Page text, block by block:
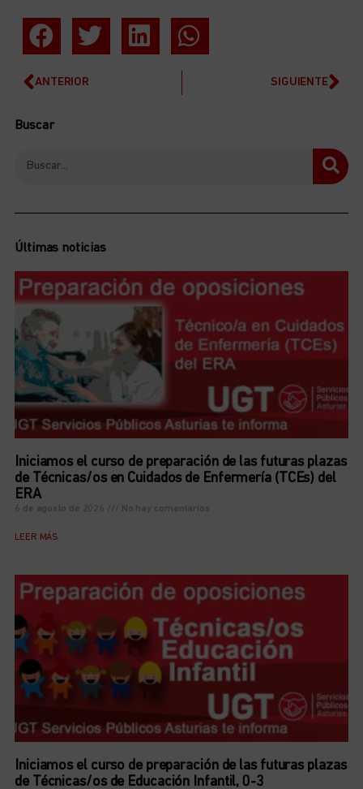
ANTERIOR SIGUIENTE
Buscar
Últimas noticias
Iniciamos el curso de preparación de las futuras plazas
de Técnicas/os en Cuidados de Enfermería (TCEs) del
ERA
6 de agosto de 2026 No hay comentarios
LEER MÁS
Iniciamos el curso de preparación de las futuras plazas
de Técnicas/os de Educación Infantil, 0-3